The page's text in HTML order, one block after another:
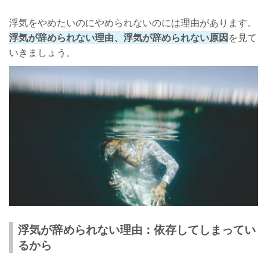
浮気をやめたいのにやめられないのには理由があります。
浮気が辞められない理由、浮気が辞められない原因を見て
いきましょう。
浮気が辞められない理由：依存してしまってい
るから